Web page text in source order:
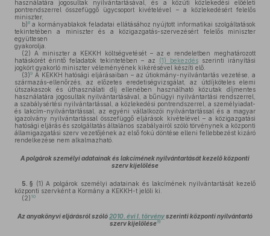
használatára jogosultak nyilvántartásával, és a közúti közlekedési előéleti
pontrendszerrel összefüggő ügycsoport kivételével – a közlekedésért felelős
miniszter,
b)8 a kormányablakok feladatai ellátásához nyújtott informatikai szolgáltatások
tekintetében a miniszter és a közigazgatás-szervezésért felelős miniszter
együttesen
gyakorolja.
(2) A miniszter a KEKKH költségvetését – az e rendeletben meghatározott
hatáskörét érintő feladatok tekintetében – az
(1) bekezdésszerinti irányítási
jogkört gyakorló miniszter véleményének kikérésével készíti elő.
(3)9 A KEKKH hatósági eljárásaiban – az útiokmány-nyilvántartás vezetése, a
származás-ellenőrzés, az előzetes eredetiségvizsgálat, az útdíjköteles elemi
útszakaszok és úthasználati díj ellenében használható közutak díjmentes
használatára jogosultak nyilvántartásával, a bűnügyi nyilvántartási rendszerrel,
a szabálysértési nyilvántartással, a közlekedési pontrendszerrel, a személyiadat-
és lakcím-nyilvántartással, az egyéni vállalkozói nyilvántartással és a magyar
igazolvány nyilvántartással összefüggő eljárások kivételével – a közigazgatási
hatósági eljárás és szolgáltatás általános szabályairól szóló törvénynek a központi
államigazgatási szerv vezetőjének az első fokú döntése elleni fellebbezést kizáró
rendelkezése nem alkalmazható.
A polgárok személyi adatainak és lakcímének nyilvántartását kezelő központi
szerv kijelölése
5. § (1) A polgárok személyi adatainak és lakcímének nyilvántartását kezelő
központi szervként a Kormány a KEKKH-t jelöli ki.
(2) 10
Az anyakönyvi eljárásról szóló2010. évi I. törvényszerinti központi nyilvántartó
szerv kijelölése11